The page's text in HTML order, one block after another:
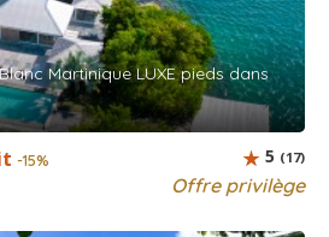
Martinique LUXE pieds dans
-15%
Offre privilège
5 (17)